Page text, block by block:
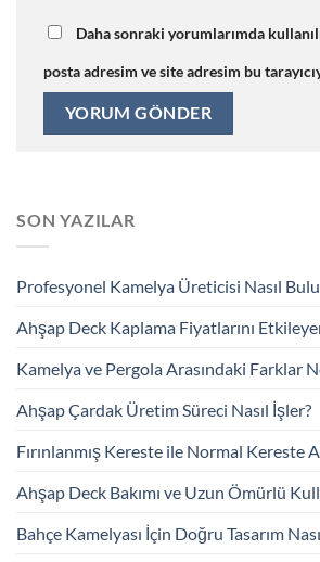
Daha sonraki yorumlarımda
posta adresim ve site adresim bu
SON YAZILAR
Profesyonel Kamelya Üreticisi Nasıl
Ahşap Deck Kaplama Fiyatlarını
Kamelya ve Pergola Arasındaki Farklar
Ahşap Çardak Üretim Süreci Nasıl İşler?
Fırınlanmış Kereste ile Normal Kereste
Ahşap Deck Bakımı ve Uzun Ömürlü
Bahçe Kamelyası İçin Doğru Tasarım